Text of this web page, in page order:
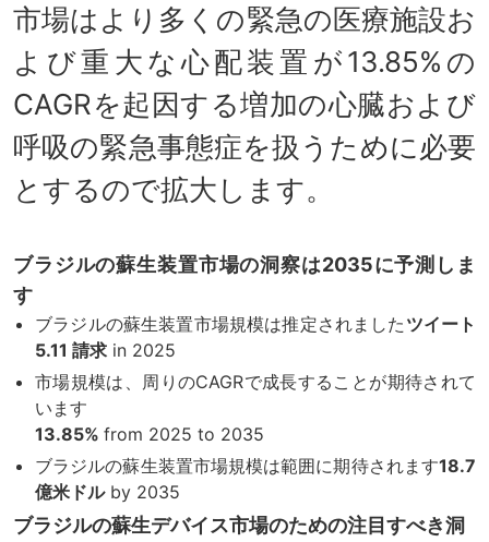
市場はより多くの緊急の医療施設お
よび重大な心配装置が13.85%の
CAGRを起因する増加の心臓および
呼吸の緊急事態症を扱うために必要
とするので拡大します。
ブラジルの蘇生装置市場の洞察は2035に予測しま
す
ブラジルの蘇生装置市場規模は推定されました ツイート
5.11 請求 in 2025
市場規模は、周りのCAGRで成長することが期待されて
います
13.85% from 2025 to 2035
ブラジルの蘇生装置市場規模は範囲に期待されます18.7
億米ドルby 2035
ブラジルの蘇生デバイス市場のための注目すべき洞